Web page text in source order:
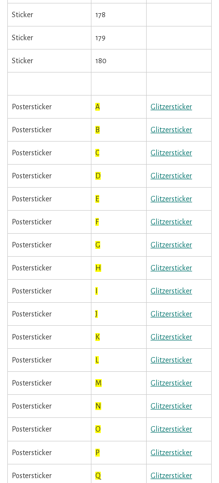
Sticker 178
Sticker 179
Sticker 180
Postersticker A Glitzersticker
Postersticker B Glitzersticker
Postersticker C Glitzersticker
Postersticker D Glitzersticker
Postersticker E Glitzersticker
Postersticker F Glitzersticker
Postersticker G Glitzersticker
Postersticker H Glitzersticker
Postersticker Glitzersticker
Postersticker J Glitzersticker
Postersticker K Glitzersticker
Postersticker Glitzersticker
Postersticker M Glitzersticker
Postersticker N Glitzersticker
Postersticker O Glitzersticker
Postersticker P Glitzersticker
Postersticker Q Glitzersticker